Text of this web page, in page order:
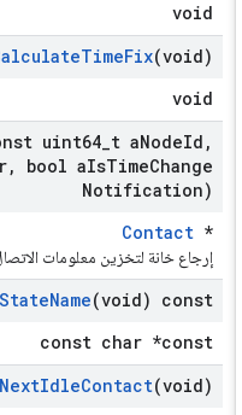
void
CalculateTimeFix(void)
void
uint64 _ t aNodeId
bool aIsTimeChange
Notification)
Contact *
إرجاع خانة لتخزين معلومات الاتصال
StateName(void) const
const char *const
NextIdleContact(void)